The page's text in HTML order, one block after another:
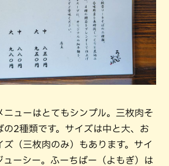
ニューはとてもシンプル。三枚肉そ
の2種類です。サイズは中と大、お
（三枚肉のみ）もあります。サイ
ューシー。ふーちばー（よもぎ）は